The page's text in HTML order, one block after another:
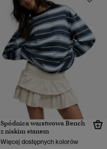
Spódnica warstwowa Bench
z niskim stanem
Więcej dostępnych kolorów